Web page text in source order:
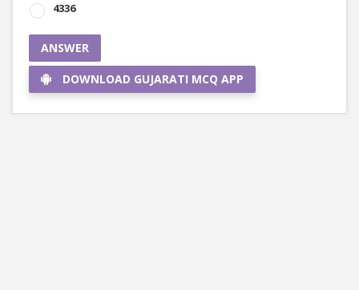
4336
ANSWER
DOWNLOAD GUJARATI MCQ APP